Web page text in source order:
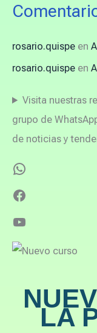
rosario.quispe en
rosario.quispe en
Visita nuestras
grupo de
de noticias y
LA